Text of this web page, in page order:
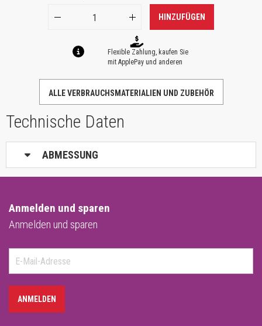
HINZUFÜGEN
Flexible Zahlung, kaufen Sie
mit ApplePay und anderen
ALLE VERBRAUCHSMATERIALIEN UND ZUBEHÖR
Technische Daten
ABMESSUNG
Anmelden und sparen
Anmelden und sparen
ANMELDEN